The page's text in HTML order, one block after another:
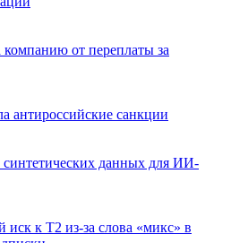
от переплаты за
антироссийские санкции
данных для ИИ-
иск к Т2 из-за слова «микс» в